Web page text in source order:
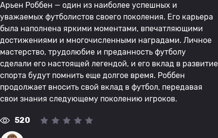
Арьен Роббен — один из наиболее успешных и
уважаемых футболистов своего поколения. Его карьера
была наполнена яркими моментами, впечатляющими
достижениями и многочисленными наградами. Личное
мастерство, трудолюбие и преданность футболу
сделали его настоящей легендой, и его вклад в развитие
спорта будут помнить еще долгое время. Роббен
продолжает вносить свой вклад в футбол, передавая
свои знания следующему поколению игроков.
520